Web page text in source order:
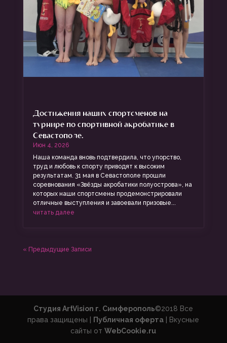
Достижения наших спортсменов на
турнире по спортивной акробатике в
Севастополе.
Июн 4, 2026
Наша команда вновь подтвердила, что упорство,
труд и любовь к спорту приводят к высоким
результатам. 31 мая в Севастополе прошли
соревнования «Звёзды акробатики полуострова», на
которых наши спортсмены продемонстрировали
отличные выступления и завоевали призовые...
читать далее
« Предыдущие Записи
Студия ArtVision г. Симферополь©2018 Все
права защищены |
Публичная оферта | Вкусные
сайты отWebCookie.ru